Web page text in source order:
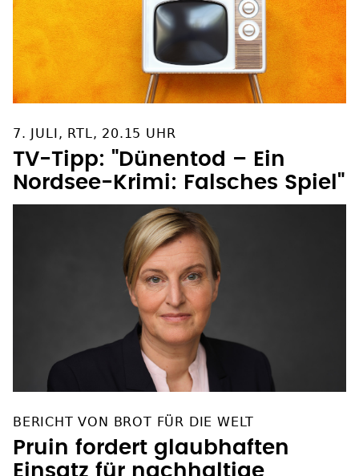
7. JULI, RTL, 20.15 UHR
TV-Tipp: "Dünentod – Ein
Nordsee-Krimi: Falsches Spiel"
BERICHT VON BROT FÜR DIE WELT
Pruin fordert glaubhaften
Einsatz für nachhaltige